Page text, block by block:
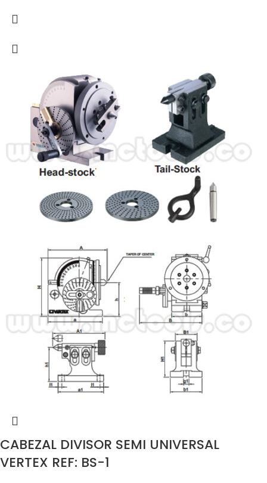
CABEZAL DIVISOR SEMI UNIVERSAL
VERTEX REF: BS-1